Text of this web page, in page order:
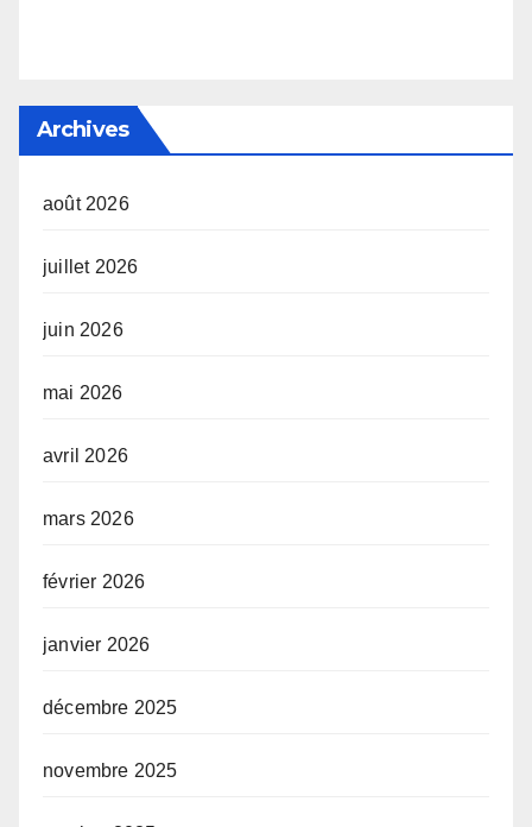
Archives
août 2026
juillet 2026
juin 2026
mai 2026
avril 2026
mars 2026
février 2026
janvier 2026
décembre 2025
novembre 2025